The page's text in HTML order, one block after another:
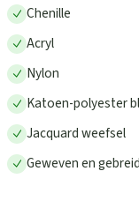
Chenille
Acryl
Nylon
Katoen-polyester
Jacquard weefsel
Geweven en